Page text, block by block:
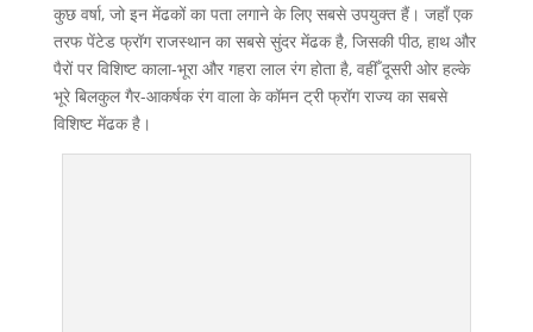
कुछ वर्षा, जो इन मेंढकों का पता लगाने के लिए सबसे उपयुक्त हैं। जहाँ एक
तरफ पेंटेड फ्रॉग राजस्थान का सबसे सुंदर मेंढक है, जिसकी पीठ, हाथ और
पैरों पर विशिष्ट काला-भूरा और गहरा लाल रंग होता है, वहीँ दूसरी ओर हल्के
भूरे बिलकुल गैर-आकर्षक रंग वाला के कॉमन ट्री फ्रॉग राज्य का सबसे
विशिष्ट मेंढक है।